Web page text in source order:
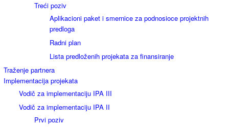
Treći poziv
Aplikacioni paket i smernice za podnosioce projektnih
predloga
Radni plan
Lista predloženih projekata za finansiranje
Traženje partnera
Implementacija projekata
Vodič za implementaciju IPA III
Vodič za implementaciju IPA II
Prvi poziv